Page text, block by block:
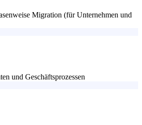
Migration (für Unternehmen und
und Geschäftsprozessen